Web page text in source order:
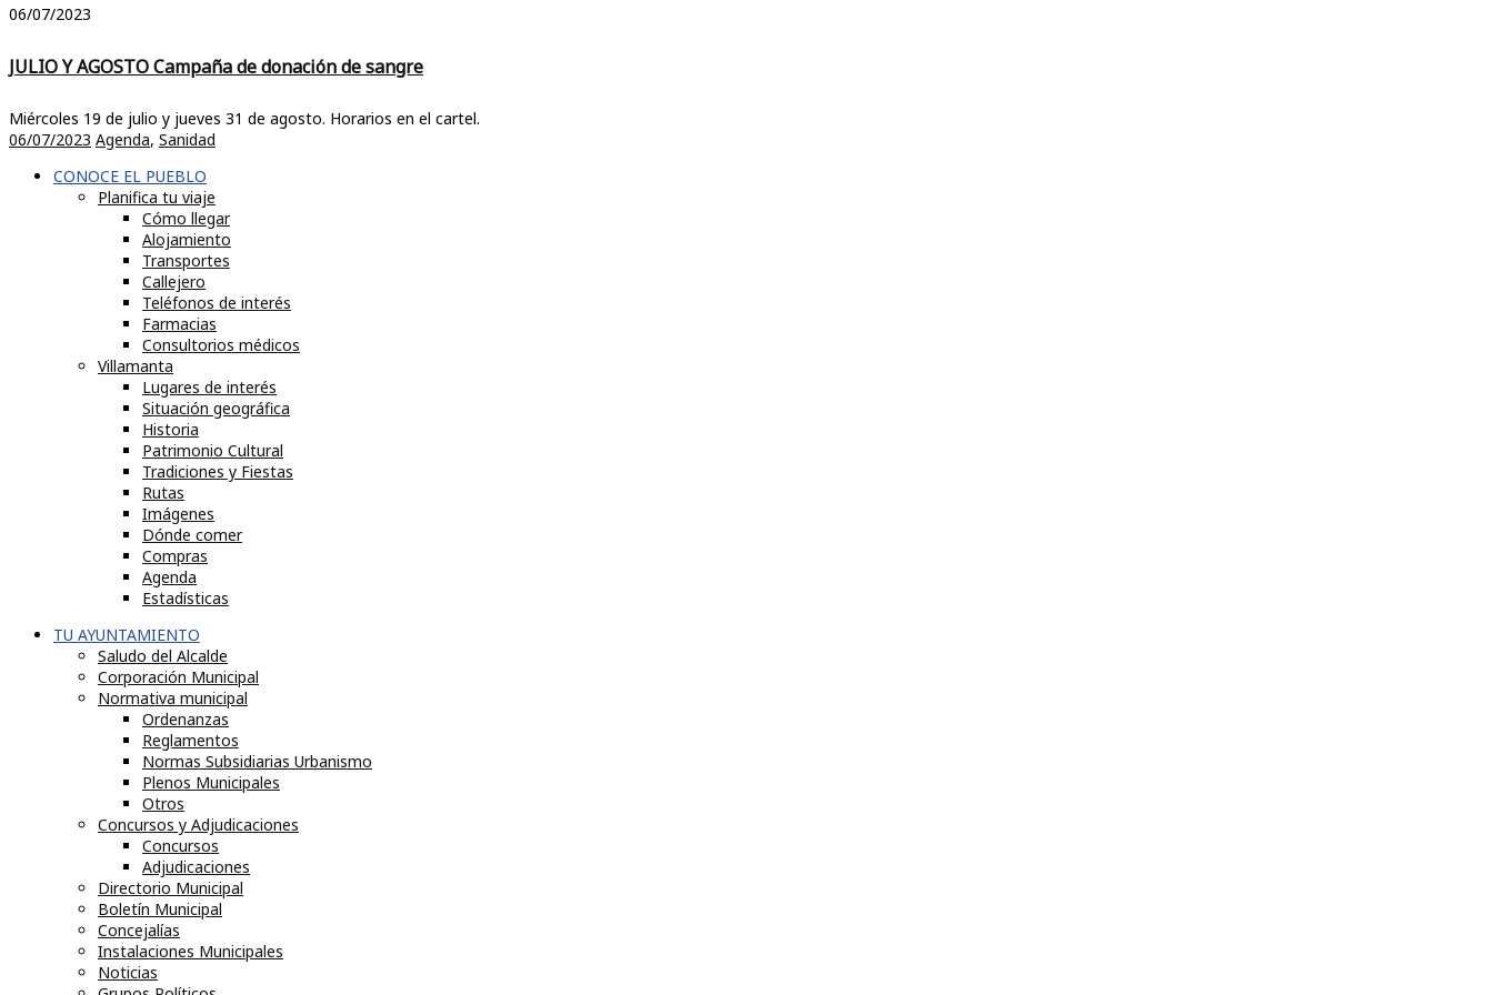
06/07/2023
JULIO Y AGOSTO Campaña de donación de sangre
Miércoles 19 de julio y jueves 31 de agosto. Horarios en el cartel.
06/07/2023 Agenda, Sanidad
CONOCE EL PUEBLO
Planifica tu viaje
Cómo llegar
Alojamiento
Transportes
Callejero
Teléfonos de interés
Farmacias
Consultorios médicos
Villamanta
Lugares de interés
Situación geográfica
Historia
Patrimonio Cultural
Tradiciones y Fiestas
Rutas
Imágenes
Dónde comer
Compras
Agenda
Estadísticas
TU AYUNTAMIENTO
Saludo del Alcalde
Corporación Municipal
Normativa municipal
Ordenanzas
Reglamentos
Normas Subsidiarias Urbanismo
Plenos Municipales
Otros
Concursos y Adjudicaciones
Concursos
Adjudicaciones
Directorio Municipal
Boletín Municipal
Concejalías
Instalaciones Municipales
Noticias